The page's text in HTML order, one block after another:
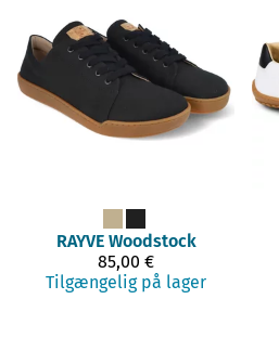
RAYVE Woodstock
85,00 €
Tilgængelig på lager